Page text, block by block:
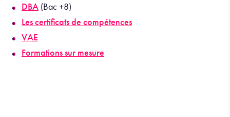
DBA (Bac +8)
Les certificats de compétences
VAE
Formations sur mesure